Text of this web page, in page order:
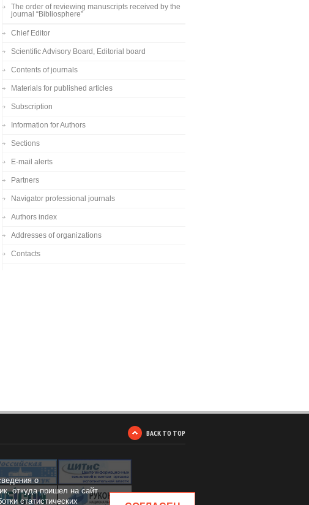
The order of reviewing manuscripts received by the
journal “Bibliosphere”
Chief Editor
Scientific Advisory Board, Editorial board
Contents of journals
Materials for published articles
Subscription
Information for Authors
Sections
E-mail alerts
Partners
Navigator professional journals
Authors index
Addresses of organizations
Contacts
BACK TO TOP
о
откуда пришел на сайт
статистических